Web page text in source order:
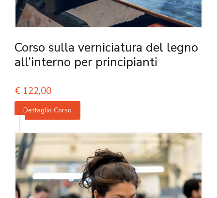
Corso sulla verniciatura del legno
all’interno per principianti
€ 122,00
Dettaglio Corso